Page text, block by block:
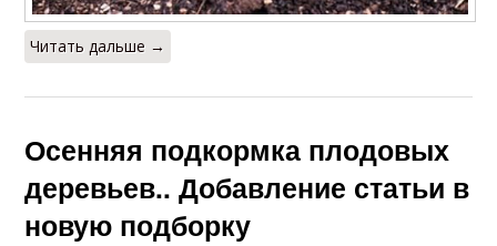
Читать дальше →
Осенняя подкормка плодовых
деревьев.. Добавление статьи в
новую подборку